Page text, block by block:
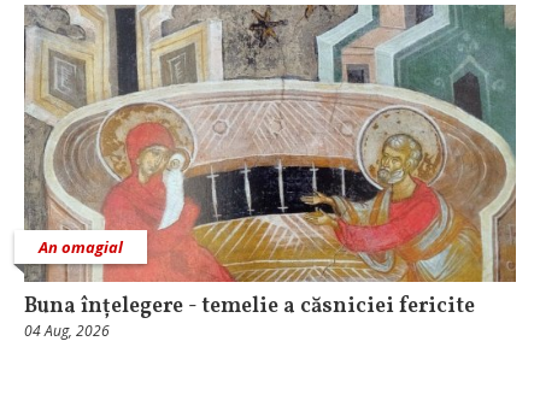
An omagial
Buna înțelegere - temelie a căsniciei fericite
04 Aug, 2026